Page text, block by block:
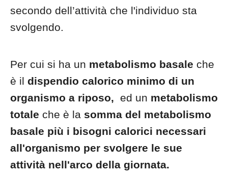
secondo dell’attività che l'individuo sta
svolgendo.
Per cui si ha un metabolismo basale che
è il dispendio calorico minimo di un
organismo a riposo, ed un metabolismo
totale che è la somma del metabolismo
basale più i bisogni calorici necessari
all'organismo per svolgere le sue
attività nell'arco della giornata.